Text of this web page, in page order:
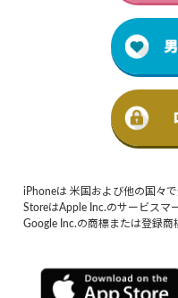
iPhoneは 米国および他の国々
StoreはApple Inc.のサービスマ
Google Inc.の商標または登録商